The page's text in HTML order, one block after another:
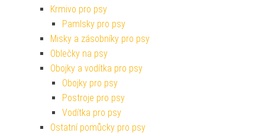
Krmivo pro psy
Pamlsky pro psy
Misky a zásobníky pro psy
Oblečky na psy
Obojky a vodítka pro psy
Obojky pro psy
Postroje pro psy
Vodítka pro psy
Ostatní pomůcky pro psy